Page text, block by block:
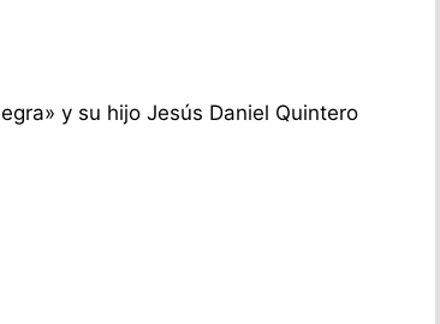
y su hijo Jesús Daniel Quintero